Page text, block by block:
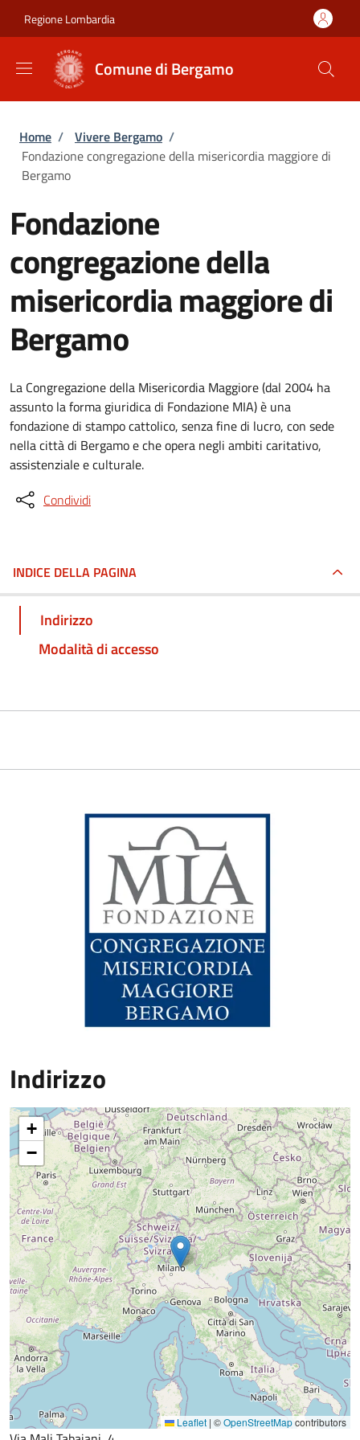
Regione Lombardia
Comune di Bergamo
Briciole di pane
Home / Vivere Bergamo /
Fondazione congregazione della misericordia maggiore di
Bergamo
Fondazione
congregazione della
misericordia maggiore di
Bergamo
La Congregazione della Misericordia Maggiore (dal 2004 ha
assunto la forma giuridica di Fondazione MIA) è una
fondazione di stampo cattolico, senza fine di lucro, con sede
nella città di Bergamo e che opera negli ambiti caritativo,
assistenziale e culturale.
Condividi
INDICE DELLA PAGINA
Indirizzo
Modalità di accesso
Indirizzo
+
−
Leaflet | ©OpenStreetMapcontributors